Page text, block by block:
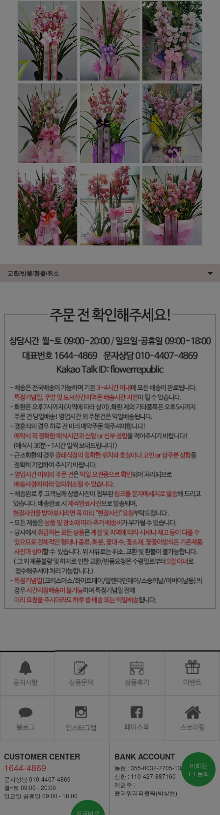
교환/반품/환불/취소
CUSTOMER CENTER
1644-4869
문자상담 010-4407-4869
월~토 09:00 - 20:00
일요일·공휴일 09:00 - 18:00
지금바로
BANK ACCOUNT
농협 : 355-0032-7705-13
신한 : 110-427-887160
예금주 :
플라워리퍼블릭(박상현)
비회원
1:1 문의